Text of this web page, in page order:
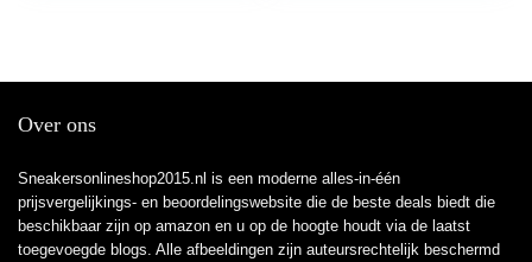
Over ons
Sneakersonlineshop2015.nl is een moderne alles-in-één
prijsvergelijkings- en beoordelingswebsite die de beste deals biedt die
beschikbaar zijn op amazon en u op de hoogte houdt via de laatst
toegevoegde blogs. Alle afbeeldingen zijn auteursrechtelijk beschermd